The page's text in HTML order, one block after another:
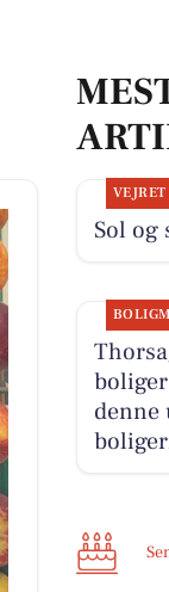
VEJRET
Sol og
denne